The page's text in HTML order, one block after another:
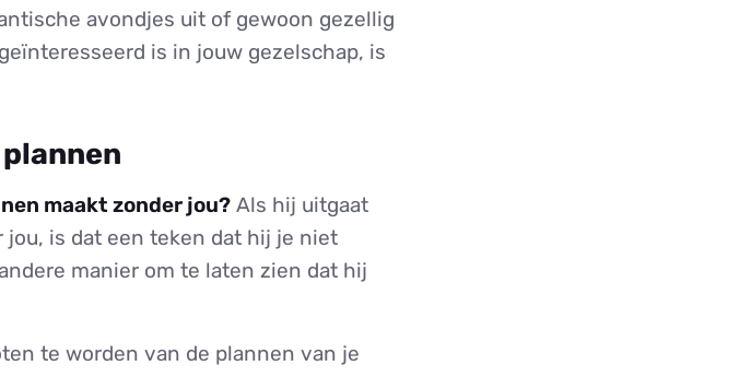
avondjes uit of gewoon gezellig
is in jouw gezelschap, is
maakt zonder jou? Als hij uitgaat
is dat een teken dat hij je niet
manier om te laten zien dat hij
te worden van de plannen van je